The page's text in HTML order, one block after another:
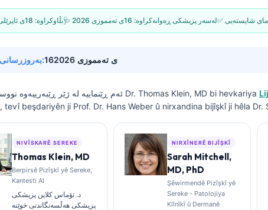
📝 بڵاوکراوە: 18ی ئاپرێلی 2026 🩺 لەسەر پزیشکی ڕەوانەکراوە: 16ی تەمموزی 2026 شایستەیی
🔄 بەروزرسانی دوایی: 16ی تەمموزی 2026
Dr. Thomas Klein, MD bi hevkariya
, tevî beşdariyên ji Prof. Dr. Hans Weber û nirxandina bijîşkî ji hêla Dr.
NIVÎSKARÊ SEREKE
Thomas Klein, MD
Berpirsê Pizîşkî yê Sereke,
Kantesti AI
د. تۆماس کلاین پزیشکی
پزیشکی هەڵسەنگاندنی خوێنە
NIRXÎNERÊ BIJÎŞKÎ
Sarah Mitchell,
MD, PhD
Şêwirmendê Pizîşkî yê
Sereke - Patolojiya
Klînîkî û Dermanê